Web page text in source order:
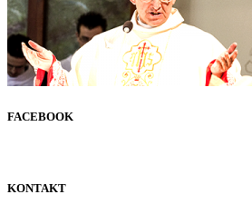
FACEBOOK
KONTAKT